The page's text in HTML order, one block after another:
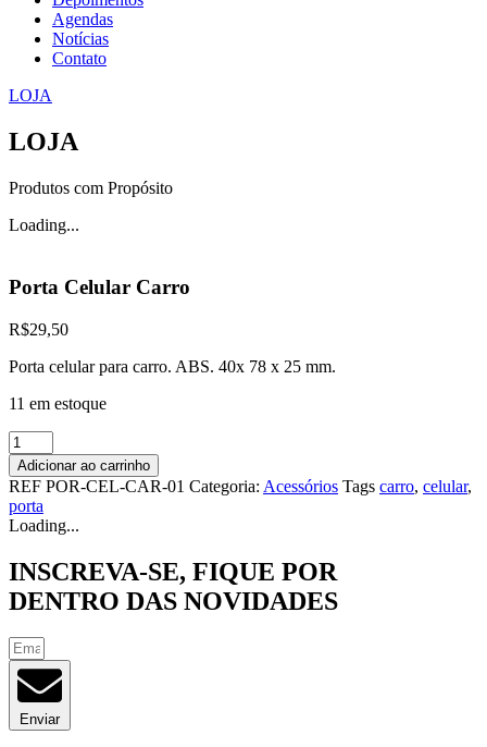
Agendas
Notícias
Contato
LOJA
LOJA
Produtos com Propósito
Loading...
Porta Celular Carro
R$29,50
Porta celular para carro. ABS. 40x 78 x 25 mm.
11 em estoque
Porta
Celular
Carro
quantidade
Adicionar ao carrinho
REF POR-CEL-CAR-01 Categoria: Acessórios Tags carro, celular,
porta
Loading...
INSCREVA-SE, FIQUE POR
DENTRO DAS NOVIDADES
Enviar